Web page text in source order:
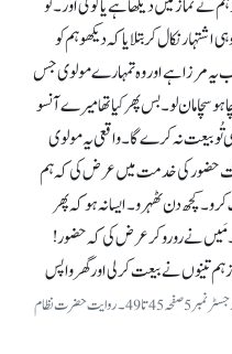
نماز میں دیکھا ہے یا کوئی اَور۔ تو
نکال کر بتلایاکہ دیکھو ہم کو
یہ مرزا ہے اور وہ تمہارے مولوی جس
مان لو۔ بس پھر کیا تھا میرے آنسو
بیعت نہ کرے گا۔ واقعی یہ مولوی
حضور کی خدمت میں عرض کی کہ ہم
کچھ دن ٹھہرو۔ ایسا نہ ہو کہ پھر
مَیں نے رو رو کر عرض کی کہ حضور!
تینوں نے بیعت کر لی اور گھر واپس
(ماخوذ از رجسٹرز روایات صحابہ (غیرمطبوعہ) رجسٹر نمبر 5صفحہ 45تا 49۔ روایت حضرت نظام